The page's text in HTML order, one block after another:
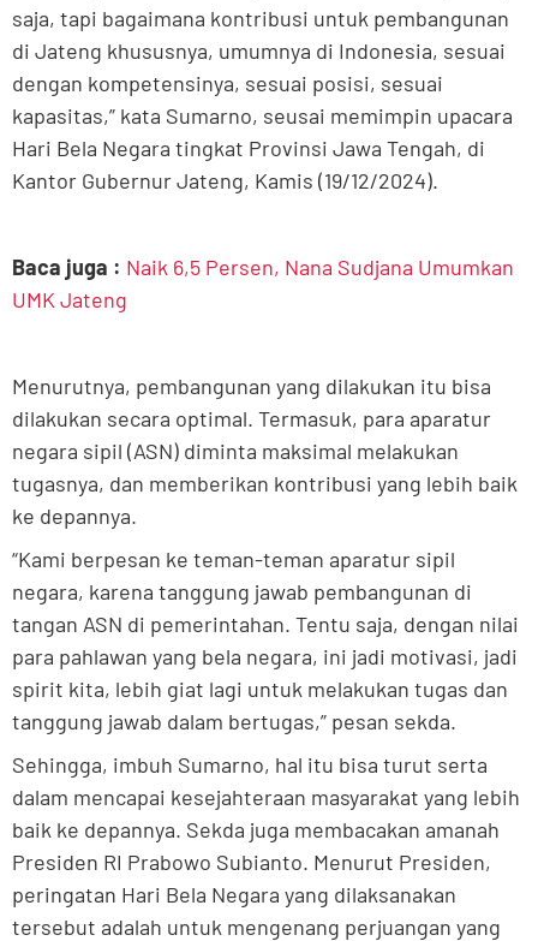
saja, tapi bagaimana kontribusi untuk pembangunan
di Jateng khususnya, umumnya di Indonesia, sesuai
dengan kompetensinya, sesuai posisi, sesuai
kapasitas,” kata Sumarno, seusai memimpin upacara
Hari Bela Negara tingkat Provinsi Jawa Tengah, di
Kantor Gubernur Jateng, Kamis (19/12/2024).
Baca juga : Naik 6,5 Persen, Nana Sudjana Umumkan
UMK Jateng
Menurutnya, pembangunan yang dilakukan itu bisa
dilakukan secara optimal. Termasuk, para aparatur
negara sipil (ASN) diminta maksimal melakukan
tugasnya, dan memberikan kontribusi yang lebih baik
ke depannya.
“Kami berpesan ke teman-teman aparatur sipil
negara, karena tanggung jawab pembangunan di
tangan ASN di pemerintahan. Tentu saja, dengan nilai
para pahlawan yang bela negara, ini jadi motivasi, jadi
spirit kita, lebih giat lagi untuk melakukan tugas dan
tanggung jawab dalam bertugas,” pesan sekda.
Sehingga, imbuh Sumarno, hal itu bisa turut serta
dalam mencapai kesejahteraan masyarakat yang lebih
baik ke depannya. Sekda juga membacakan amanah
Presiden RI Prabowo Subianto. Menurut Presiden,
peringatan Hari Bela Negara yang dilaksanakan
tersebut adalah untuk mengenang perjuangan yang